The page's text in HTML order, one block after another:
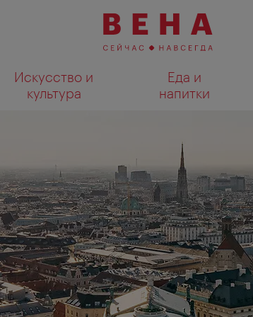
Искусство и
культура
Еда и
напитки